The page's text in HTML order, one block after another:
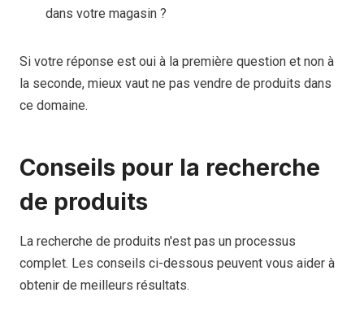
dans votre magasin ?
Si votre réponse est oui à la première question et non à
la seconde, mieux vaut ne pas vendre de produits dans
ce domaine.
Conseils pour la recherche
de produits
La recherche de produits n'est pas un processus
complet. Les conseils ci-dessous peuvent vous aider à
obtenir de meilleurs résultats.